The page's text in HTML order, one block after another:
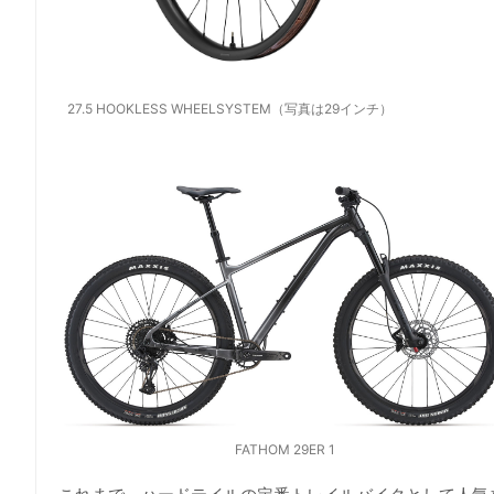
27.5 HOOKLESS WHEELSYSTEM（写真は29インチ）
FATHOM 29ER 1